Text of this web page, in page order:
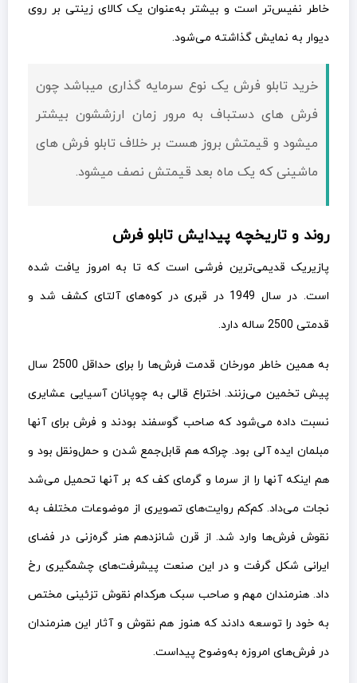
خاطر نفیس‌تر است و بیشتر به‌عنوان یک کالای زینتی بر روی
دیوار به نمایش گذاشته می‌شود.
خرید تابلو فرش یک نوع سرمایه گذاری میباشد چون
فرش های دستباف به مرور زمان ارزششون بیشتر
میشود و قيمتش بروز هست بر خلاف تابلو فرش های
ماشینی که یک ماه بعد قيمتش نصف میشود.
روند و تاریخچه پیدایش تابلو فرش
پازیریک قدیمی‌ترین فرشی است که تا به امروز یافت شده
است. در سال 1949 در قبری در کوه‌های آلتای کشف شد و
قدمتی 2500 ساله دارد.
به همین خاطر مورخان قدمت فرش‌ها را برای حداقل 2500 سال
پیش تخمین می‌زنند. اختراع قالی به چوپانان آسیایی عشایری
نسبت داده می‌شود که صاحب گوسفند بودند و فرش برای آنها
مبلمان ایده آلی بود. چراکه هم قابل‌جمع شدن و حمل‌ونقل بود و
هم اینکه آنها را از سرما و گرمای کف که بر آنها تحمیل می‌شد
نجات می‌داد. کم‌کم روایت‌های تصویری از موضوعات مختلف به
نقوش فرش‌ها وارد شد. از قرن شانزدهم هنر گره‌زنی در فضای
ایرانی شکل گرفت و در این صنعت پیشرفت‌های چشمگیری رخ
داد. هنرمندان مهم و صاحب سبک هرکدام نقوش تزئینی مختص
به خود را توسعه دادند که هنوز هم نقوش و آثار این هنرمندان
در فرش‌های امروزه به‌وضوح پیداست.